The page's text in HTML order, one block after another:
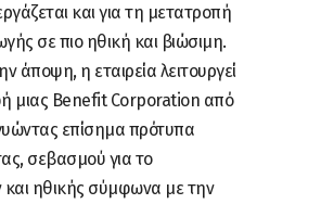
και για τη μετατροπή
σε πιο ηθική και βιώσιμη.
άποψη, η εταιρεία λειτουργεί
μιας Benefit Corporation από
επίσημα πρότυπα
σεβασμού για το
και ηθικής σύμφωνα με την